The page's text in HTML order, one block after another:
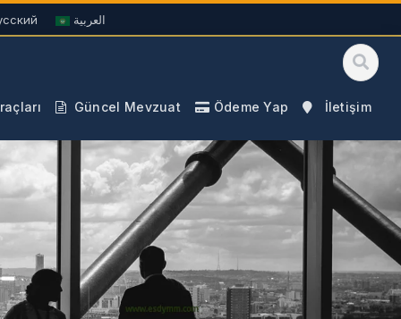
العربية
Güncel Mevzuat Ödeme Yap İletişim